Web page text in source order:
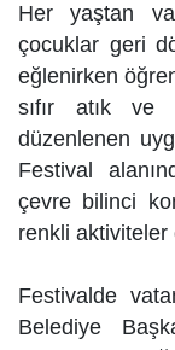
Her yaştan
çocuklar geri
eğlenirken
sıfır atık ve
düzenlenen
Festival
çevre bilinci
renkli
Festivalde
Belediye